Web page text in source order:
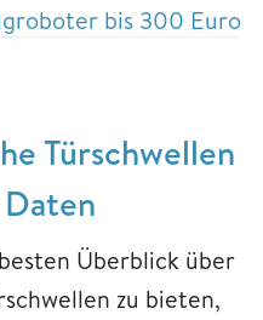
bis 300 Euro
Türschwellen
Überblick über
zu bieten,